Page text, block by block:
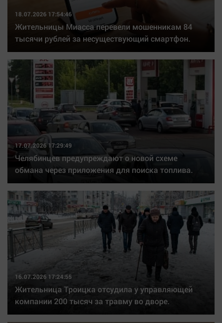
18.07.2026 17:54:46
Жительницы Миасса перевели мошенникам 84
тысячи рублей за несуществующий смартфон.
17.07.2026 17:29:49
Челябинцев предупреждают о новой схеме
обмана через приложения для поиска топлива.
16.07.2026 17:24:55
Жительница Троицка отсудила у управляющей
компании 200 тысяч за травму во дворе.